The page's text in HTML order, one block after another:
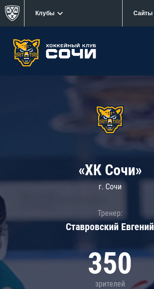
Клубы Сайты
«ХК Сочи»
г. Сочи
Тренер:
Ставровский Евгений
350
зрителей